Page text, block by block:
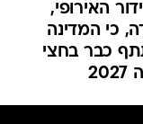
האירופי,
כי המדינה
כבר בחצי